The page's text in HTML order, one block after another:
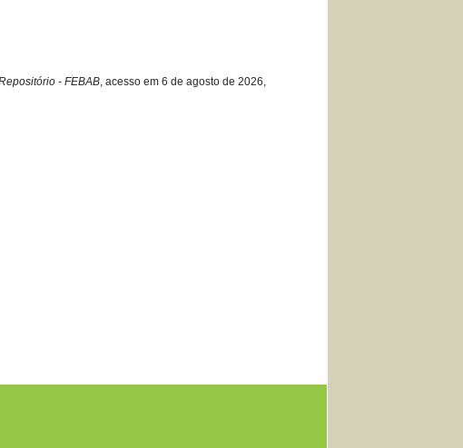
- FEBAB, acesso em 6 de agosto de 2026,